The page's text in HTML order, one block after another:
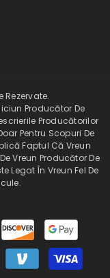
Rezervate.
Producător De
Producătorilor
Pentru Scopuri De
Faptul Că Vreun
Vreun Producător De
Legat În Vreun Fel De